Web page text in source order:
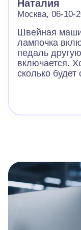
Наталия
Москва, 06-10-
Швейная
лампочка
педаль
включается.
сколько будет